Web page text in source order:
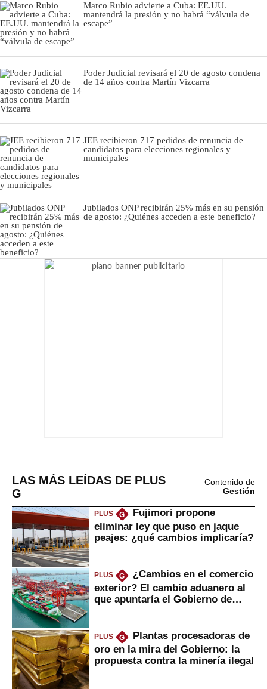
Marco Rubio advierte a Cuba: EE.UU.
mantendrá la presión y no habrá “válvula de
escape”
Poder Judicial revisará el 20 de agosto condena
de 14 años contra Martín Vizcarra
JEE recibieron 717 pedidos de renuncia de
candidatos para elecciones regionales y
municipales
Jubilados ONP recibirán 25% más en su pensión
de agosto: ¿Quiénes acceden a este beneficio?
LAS MÁS LEÍDAS DE PLUS
G
Contenido de
Gestión
PLUS G
Fujimori propone
eliminar ley que puso en jaque
peajes: ¿qué cambios implicaría?
PLUS G
¿Cambios en el comercio
exterior? El cambio aduanero al
que apuntaría el Gobierno de
PLUS G
Plantas procesadoras de
oro en la mira del Gobierno: la
propuesta contra la minería ilegal